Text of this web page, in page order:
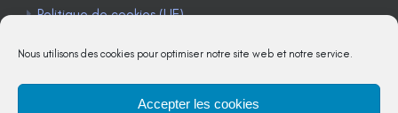
Nous utilisons des cookies pour optimiser notre site web et notre service.
Accepter les cookies
Politique de cookies (UE)